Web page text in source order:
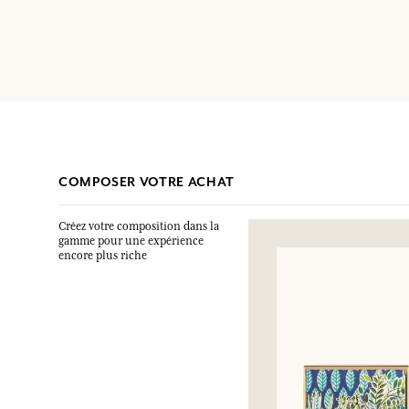
COMPOSER VOTRE ACHAT
Créez votre composition dans la
gamme pour une expérience
encore plus riche